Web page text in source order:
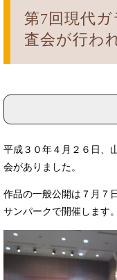
第7回現代
査会が行わ
平成３０年４月２６日、
会がありました。
作品の一般公開は７月７
サンパークで開催します